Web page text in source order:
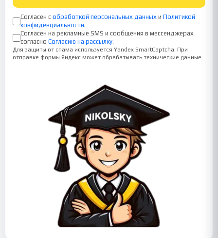
Согласен с обработкой персональных данных и Политикой
конфиденциальности.
Согласен на рекламные SMS и сообщения в мессенджерах
согласно Согласию на рассылку.
Для защиты от спама используется Yandex SmartCaptcha. При
отправке формы Яндекс может обрабатывать технические данные.